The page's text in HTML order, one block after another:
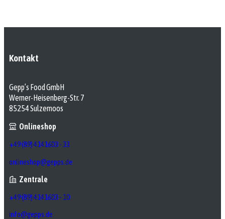
Kontakt
Gepp’s Food GmbH
Werner-Heisenberg-Str. 7
85254 Sulzemoos
Onlineshop
+49 (89) 4141603 - 33
onlineshop@gepps.de
Zentrale
+49 (89) 4141603 - 10
info@gepps.de